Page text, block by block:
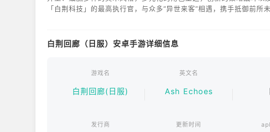
「白荆科技」的最高执行官，与众多“异世来客”相遇，携手抵御前所
白荆回廊（日服）安卓手游详细信息
游戏名
白荆回廊(日服)
英文名
Ash Echoes
发行商 更新时间